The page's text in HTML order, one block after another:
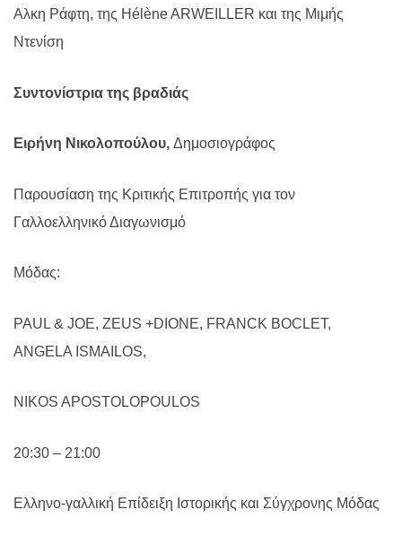
Αλκη Ράφτη, της Hélène ARWEILLER και της Μιμής
Ντενίση
Συντονίστρια της βραδιάς
Ειρήνη Νικολοπούλου, Δημοσιογράφος
Παρουσίαση της Κριτικής Επιτροπής για τον
Γαλλοελληνικό Διαγωνισμό
Μόδας:
PAUL & JOE, ZEUS +DION Ε, FRANCK BOCLET,
ANGELA ISMAILOS,
NIKOS APOSTOLOPOULOS
20:30 – 21:00
Ελληνο-γαλλική Επίδειξη Ιστορικής και Σύγχρονης Μόδας